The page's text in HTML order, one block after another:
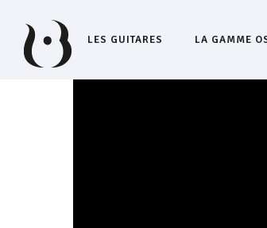
LES GUITARES LA GAMME